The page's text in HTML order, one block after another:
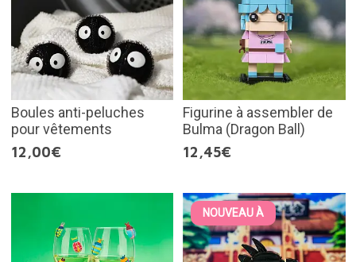
Boules anti-peluches
pour vêtements
12,00€
Figurine à assembler de
Bulma (Dragon Ball)
12,45€
NOUVEAU À